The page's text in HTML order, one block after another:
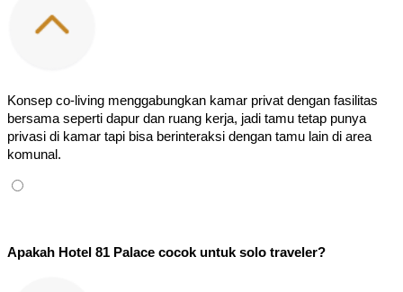
Konsep co-living menggabungkan kamar privat dengan fasilitas
bersama seperti dapur dan ruang kerja, jadi tamu tetap punya
privasi di kamar tapi bisa berinteraksi dengan tamu lain di area
komunal.
Apakah Hotel 81 Palace cocok untuk solo traveler?